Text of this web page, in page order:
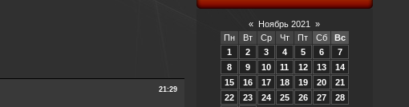
21:29
« Ноябрь 2021
»
Пн
Вт Ср Чт Пт Сб
Вс
1
2 3 4 5 6
7
8
9 10 11 12 13
14
15
16 17 18 19 20
21
22
23 24 25 26 27
28